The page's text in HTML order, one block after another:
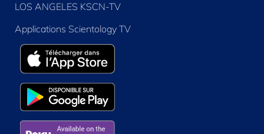
LOS ANGELES KSCN-TV
Applications Scientology TV